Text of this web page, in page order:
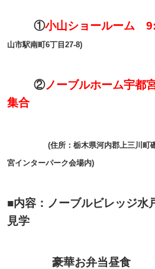
①小山ショールーム
山市駅南町6丁目27-8)
②ノーブルホーム宇
集合
(住所：栃木県河内郡上三川
宮インターパーク会場内)
■内容：ノーブルビレッジ水
見学
豪華お弁当昼食